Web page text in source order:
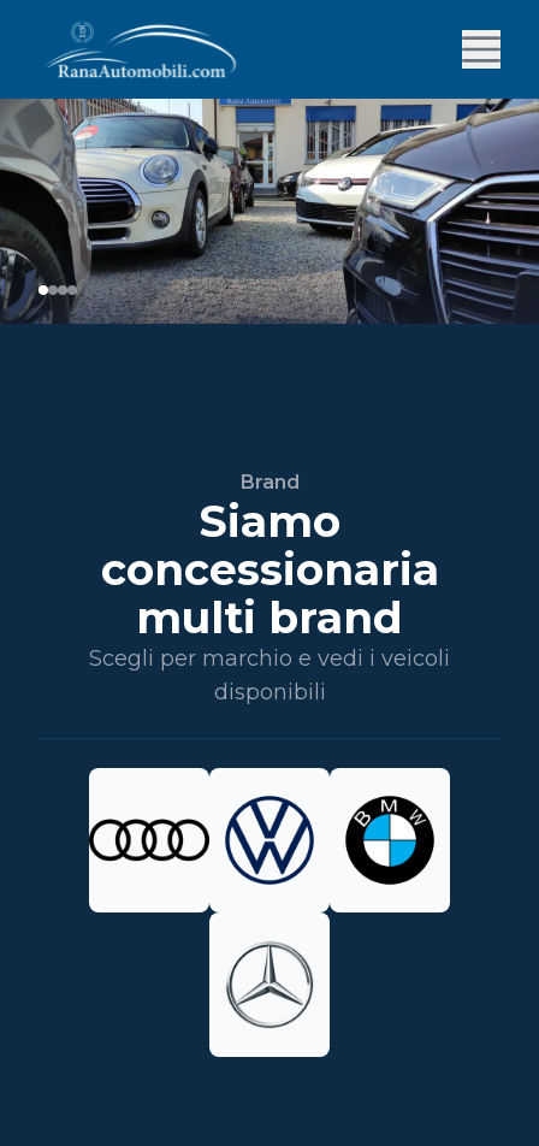
Brand
Siamo
concessionaria
multi brand
Scegli per marchio e vedi i veicoli
disponibili